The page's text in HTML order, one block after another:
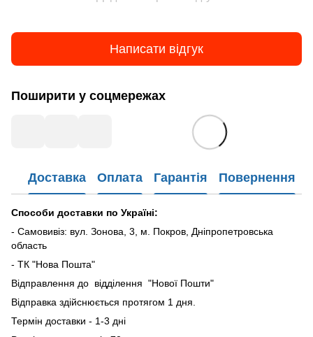
Написати відгук
Поширити у соцмережах
Доставка Оплата Гарантія Повернення
Способи доставки по Україні:
- Самовивіз: вул. Зонова, 3, м. Покров, Дніпропетровська
область
- ТК "Нова Пошта"
Відправлення до відділення "Нової Пошти"
Відправка здійснюється протягом 1 дня.
Термін доставки - 1-3 дні